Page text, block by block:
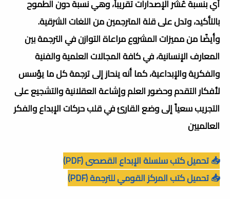
أي بنسبة عُشر الإصدارات تقريباً، وهي نسبة دون الطموح
بالتأكيد، وتدل على قلة المترجمين من اللغات الشرقية.
وأيضًا من مميزات المشروع مراعاة التوازن في الترجمة بين
المعارف الإنسانية، في كافة المجالات العلمية والفنية
والفكرية والإبداعية، كما أنه ينحاز إلى ترجمة كل ما يؤسس
لأفكار التقدم وحضور العلم وإشاعة العقلانية والتشجيع على
التجريب سعياً إلى وضع القارئ في قلب حركات الإبداع والفكر
العالميين
📥 تحميل كتب سلسلة الإبداع القصصى (PDF)
📥 تحميل كتب المركز القومي للترجمة (PDF)